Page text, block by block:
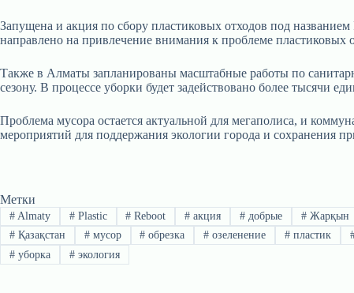
Запущена и акция по сбору пластиковых отходов под
направлено на привлечение внимания к проблеме пластиковых
Также в Алматы запланированы масштабные работы по
сезону. В процессе уборки будет задействовано более тысячи
Проблема мусора остается актуальной для мегаполиса, и
мероприятий для поддержания экологии города и сохранения
Метки
#Almaty #Plastic # Reboot # акция # добрые #Жарқын
#Қазақстан #мусор # обрезка # озеленение # пластик
#уборка #экология